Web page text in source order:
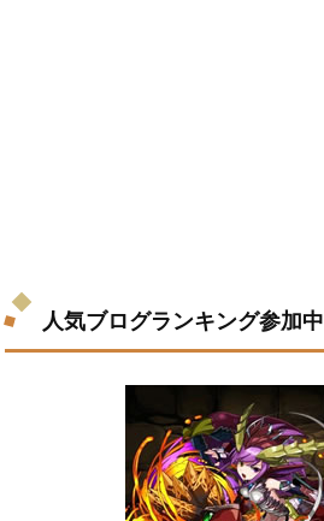
人気ブログランキング参加中